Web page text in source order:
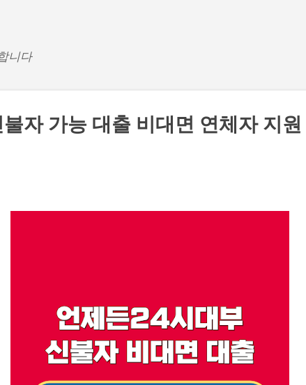
니다
자 가능 대출 비대면 연체자 지